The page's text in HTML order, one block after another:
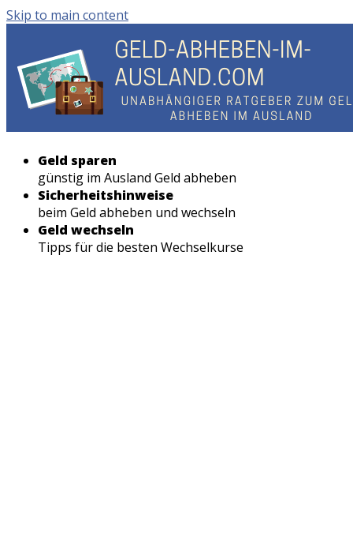
Skip to main content
Geld sparen
günstig im Ausland Geld abheben
Sicherheitshinweise
beim Geld abheben und wechseln
Geld wechseln
Tipps für die besten Wechselkurse